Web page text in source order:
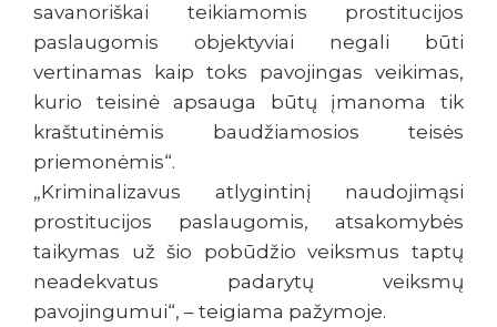
savanoriškai teikiamomis prostitucijos
paslaugomis objektyviai negali būti
vertinamas kaip toks pavojingas veikimas,
kurio teisinė apsauga būtų įmanoma tik
kraštutinėmis baudžiamosios teisės
priemonėmis“.
„Kriminalizavus atlygintinį naudojimąsi
prostitucijos paslaugomis, atsakomybės
taikymas už šio pobūdžio veiksmus taptų
neadekvatus padarytų veiksmų
pavojingumui“, – teigiama pažymoje.